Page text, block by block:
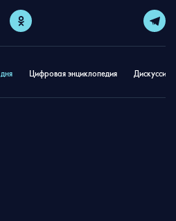
Цифровая энциклопедия